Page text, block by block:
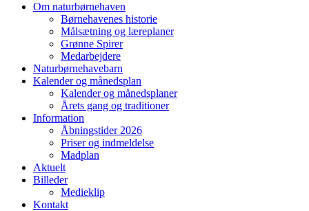
Om naturbørnehaven
Børnehavenes historie
Målsætning og læreplaner
Grønne Spirer
Medarbejdere
Naturbørnehavebarn
Kalender og månedsplan
Kalender og månedsplaner
Årets gang og traditioner
Information
Åbningstider 2026
Priser og indmeldelse
Madplan
Aktuelt
Billeder
Medieklip
Kontakt